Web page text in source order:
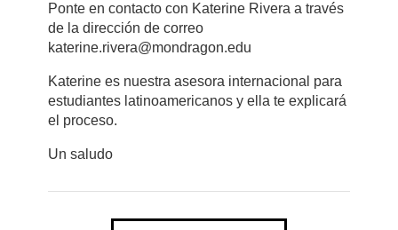
Ponte en contacto con Katerine Rivera a través
de la dirección de correo
katerine.rivera@mondragon.edu
Katerine es nuestra asesora internacional para
estudiantes latinoamericanos y ella te explicará
el proceso.
Un saludo